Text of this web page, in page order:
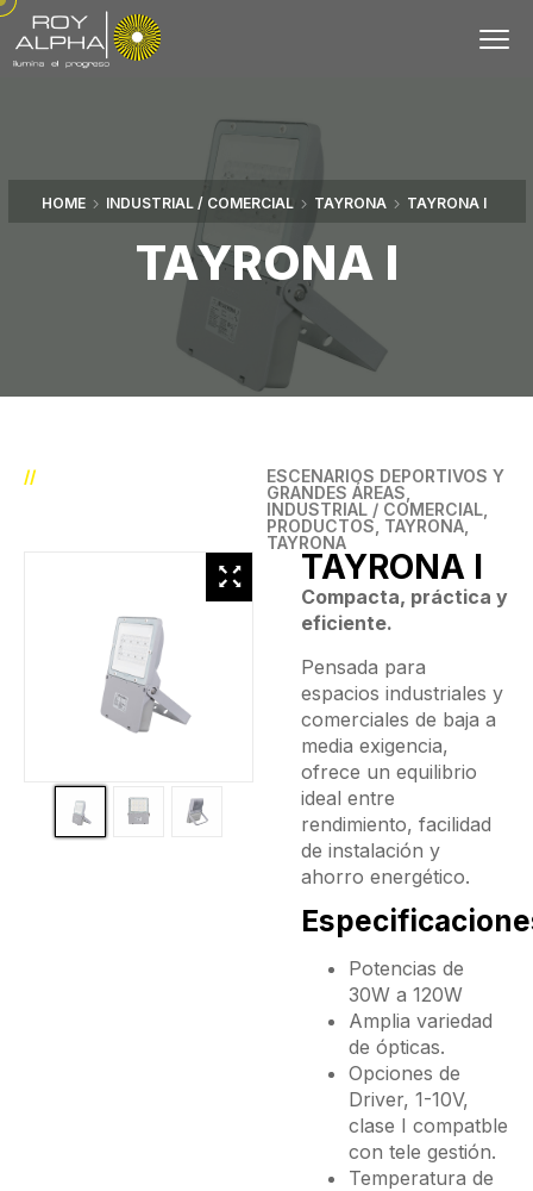
HOME INDUSTRIAL / COMERCIAL TAYRONA TAYRONA I
TAYRONA I
//
ESCENARIOS DEPORTIVOS Y
GRANDES ÁREAS
INDUSTRIAL / COMERCIAL
PRODUCTOS TAYRONA
TAYRONA
TAYRONA I
Compacta, práctica y
eficiente.
Pensada para
espacios industriales y
comerciales de baja a
media exigencia,
ofrece un equilibrio
ideal entre
rendimiento, facilidad
de instalación y
ahorro energético.
Potencias de
30W a 120W
Amplia variedad
de ópticas.
Opciones de
Driver, 1-10V,
clase I compatble
con tele gestión.
Temperatura de